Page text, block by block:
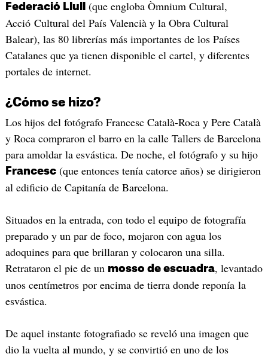
Federació Llull (que engloba Òmnium Cultural,
Acció Cultural del País Valencià y la Obra Cultural
Balear), las 80 librerías más importantes de los Países
Catalanes que ya tienen disponible el cartel, y diferentes
portales de internet.
¿Cómo se hizo?
Los hijos del fotógrafo Francesc Català-Roca y Pere Català
y Roca compraron el barro en la calle Tallers de Barcelona
para amoldar la esvástica. De noche, el fotógrafo y su hijo
Francesc(que entonces tenía catorce años) se dirigieron
al edificio de Capitanía de Barcelona.
Situados en la entrada, con todo el equipo de fotografía
preparado y un par de foco, mojaron con agua los
adoquines para que brillaran y colocaron una silla.
Retrataron el pie de un mosso de escuadra, levantado
unos centímetros por encima de tierra donde reponía la
esvástica.
De aquel instante fotografiado se reveló una imagen que
dio la vuelta al mundo, y se convirtió en uno de los